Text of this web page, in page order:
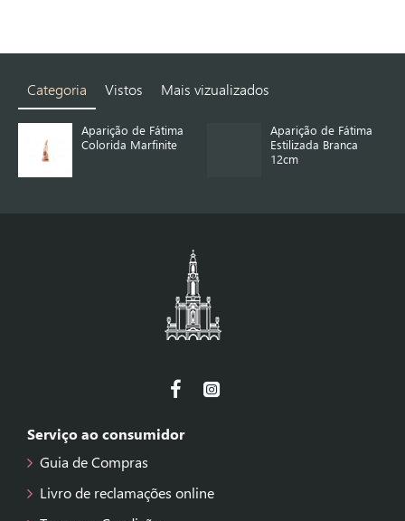
Categoria Vistos Mais vizualizados
Aparição de Fátima
Colorida Marfinite
Aparição de Fátima
Estilizada Branca
12cm
Serviço ao consumidor
Guia de Compras
Livro de reclamações online